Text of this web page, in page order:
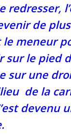
redresser,
de
meneur
sur le pied
sur une
de la
devenu